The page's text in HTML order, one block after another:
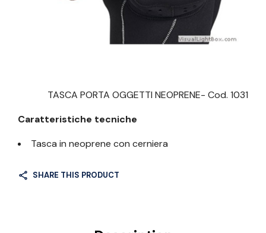
TASCA PORTA OGGETTI NEOPRENE- Cod. 1031
Caratteristiche tecniche
Tasca in neoprene con cerniera
SHARE THIS PRODUCT